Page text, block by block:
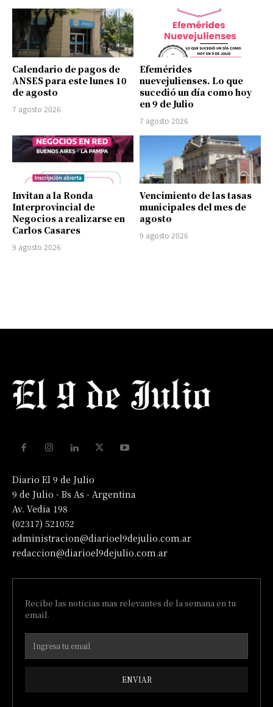
Calendario de pagos de
ANSES para este lunes 10
de agosto
7 agosto 2026
Efemérides
nuevejulienses. Lo que
sucedió un día como hoy
en 9 de Julio
7 agosto 2026
Invitan a la Ronda
Interprovincial de
Negocios a realizarse en
Carlos Casares
9 agosto 2026
Vencimiento de las tasas
municipales del mes de
agosto
9 agosto 2026
Diario El 9 de Julio
9 de Julio - Bs As - Argentina
Av. Vedia 198
(02317) 521052
administracion@diarioel9dejulio.com.ar
redaccion@diarioel9dejulio.com.ar
Recibe las noticias mas relevantes de la semana en tu
email.
ENVIAR